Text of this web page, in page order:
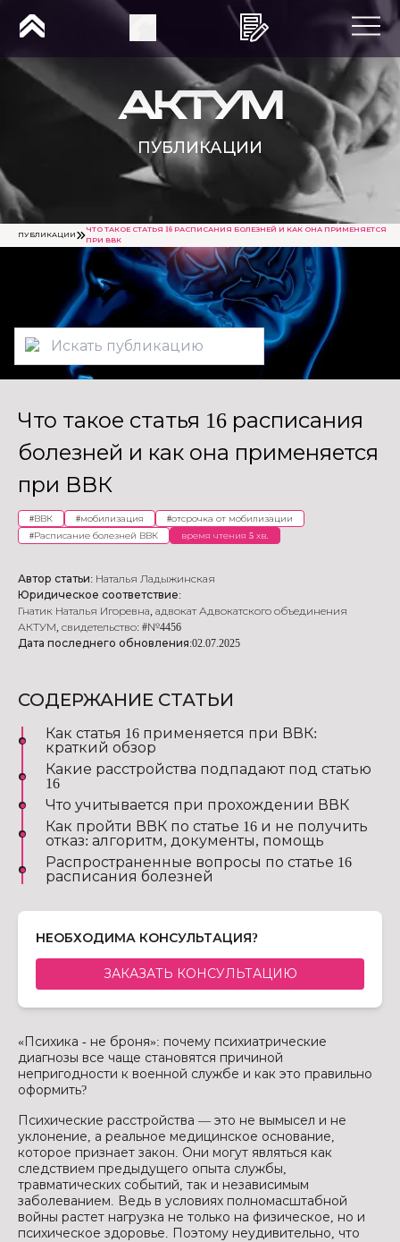
ПУБЛИКАЦИИ
ПУБЛИКАЦИИ
ЧТО ТАКОЕ СТАТЬЯ 16 РАСПИСАНИЯ БОЛЕЗНЕЙ И КАК ОНА ПРИМЕНЯЕТСЯ
ПРИ ВВК
Что такое статья 16 расписания
болезней и как она применяется
при ВВК
#ВВК #мобилизация #отсрочка от мобилизации
#Расписание болезней ВВК время чтения 5 хв.
Автор статьи: Наталья Ладыжинская
Юридическое соответствие:
Гнатик Наталья Игоревна, адвокат Адвокатского объединения
АКТУМ, свидетельство: #№4456
Дата последнего обновления:02.07.2025
СОДЕРЖАНИЕ СТАТЬИ
Как статья 16 применяется при ВВК:
краткий обзор
Какие расстройства подпадают под статью
16
Что учитывается при прохождении ВВК
Как пройти ВВК по статье 16 и не получить
отказ: алгоритм, документы, помощь
Распространенные вопросы по статье 16
расписания болезней
НЕОБХОДИМА КОНСУЛЬТАЦИЯ?
ЗАКАЗАТЬ КОНСУЛЬТАЦИЮ
«Психика - не броня»: почему психиатрические
диагнозы все чаще становятся причиной
непригодности к военной службе и как это правильно
оформить?
Психические расстройства — это не вымысел и не
уклонение, а реальное медицинское основание,
которое признает закон. Они могут являться как
следствием предыдущего опыта службы,
травматических событий, так и независимым
заболеванием. Ведь в условиях полномасштабной
войны растет нагрузка не только на физическое, но и
психическое здоровье. Поэтому неудивительно, что